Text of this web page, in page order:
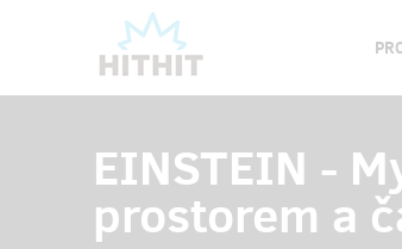
EINSTEIN -
prostorem a